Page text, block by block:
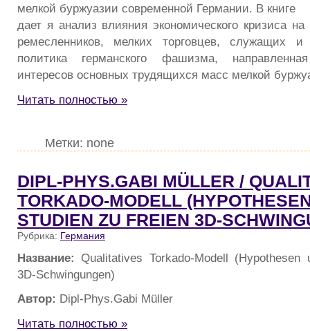
мелкой буржуазии современной Германии. В книге
дает я анализ влияния экономического кризиса
ремесленников, мелких торговцев, служащих
политика германского фашизма,
интересов основных трудящихся масс мелкой
Читать полностью »
Метки: none
DIPL-PHYS.GABI MÜLLER /
TORKADO-MODELL
STUDIEN ZU FREIEN 3D-
Рубрика: Германия
Название:Qualitatives Torkado-Modell
3D-Schwingungen)
Автор: Dipl-Phys.Gabi Müller
Читать полностью »